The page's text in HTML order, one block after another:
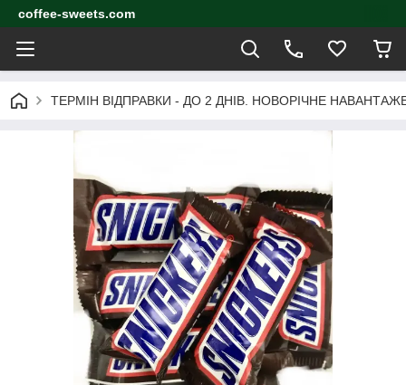
coffee-sweets.com
ТЕРМІН ВІДПРАВКИ - ДО 2 ДНІВ. НОВОРІЧНЕ